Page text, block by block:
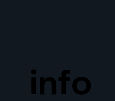
info